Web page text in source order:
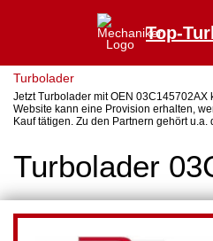
Top-
Turbolader
Jetzt Turbolader mit OEN
Website kann eine Provision erhalten,
Kauf tätigen. Zu den Partnern gehört
Turbolader